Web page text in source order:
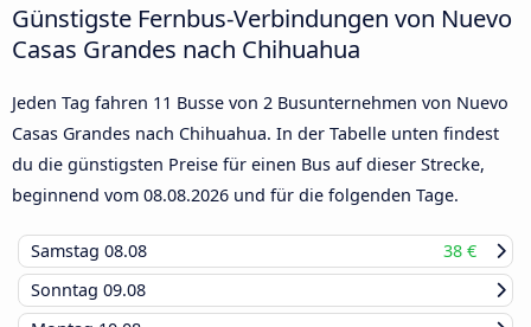
Günstigste Fernbus-Verbindungen von Nuevo
Casas Grandes nach Chihuahua
Jeden Tag fahren 11 Busse von 2 Busunternehmen von Nuevo
Casas Grandes nach Chihuahua. In der Tabelle unten findest
du die günstigsten Preise für einen Bus auf dieser Strecke,
beginnend vom 08.08.2026 und für die folgenden Tage.
Samstag 08.08
38 €
Sonntag 09.08